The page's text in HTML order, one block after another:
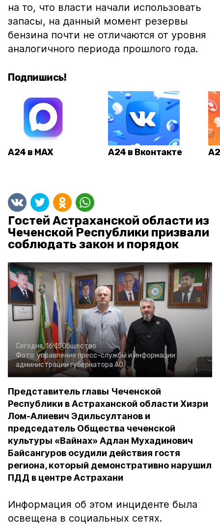
на то, что власти начали использовать
запасы, на данный момент резервы
бензина почти не отличаются от уровня
аналогичного периода прошлого года.
Подпишись!
А24 в MAX А24 в Вконтакте
Гостей Астраханской области из
Чеченской Республики призвали
соблюдать закон и порядок
Сегодня, 16:15Общество
Фото: управление пресс-службы и информации
администрации губернатора АО
Представитель главы Чеченской
Республики в Астраханской области Хизри
Лом-Алиевич Эдильсултанов и
председатель Общества чеченской
культуры «Вайнах» Адлан Мухадинович
Байсангуров осудили действия гостя
региона, который демонстративно нарушил
ПДД в центре Астрахани
Информация об этом инциденте была
освещена в социальных сетях.